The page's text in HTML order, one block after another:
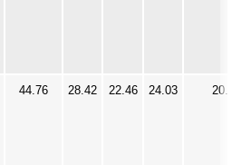
44.76 28.42 22.46 24.03